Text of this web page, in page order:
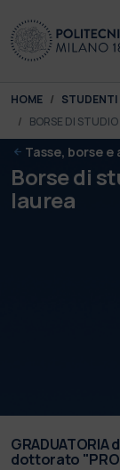
You are here:
HOME STUDENTI
BORSE DI
Tasse, borse
Borse di
laurea
GRADUATORIA
dottorato